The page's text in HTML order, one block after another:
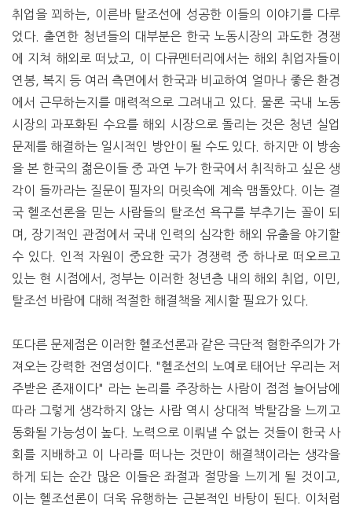
취업을 꾀하는, 이른바 탈조선에 성공한 이들의 이야기를 다루
었다. 출연한 청년들의 대부분은 한국 노동시장의 과도한 경쟁
에 지쳐 해외로 떠났고, 이 다큐멘터리에서는 해외 취업자들이
연봉, 복지 등 여러 측면에서 한국과 비교하여 얼마나 좋은 환경
에서 근무하는지를 매력적으로 그려내고 있다. 물론 국내 노동
시장의 과포화된 수요를 해외 시장으로 돌리는 것은 청년 실업
문제를 해결하는 일시적인 방안이 될 수도 있다. 하지만 이 방송
을 본 한국의 젊은이들 중 과연 누가 한국에서 취직하고 싶은 생
각이 들까라는 질문이 필자의 머릿속에 계속 맴돌았다. 이는 결
국 헬조선론을 믿는 사람들의 탈조선 욕구를 부추기는 꼴이 되
며, 장기적인 관점에서 국내 인력의 심각한 해외 유출을 야기할
수 있다. 인적 자원이 중요한 국가 경쟁력 중 하나로 떠오르고
있는 현 시점에서, 정부는 이러한 청년층 내의 해외 취업, 이민,
탈조선 바람에 대해 적절한 해결책을 제시할 필요가 있다.
또다른 문제점은 이러한 헬조선론과 같은 극단적 혐한주의가 가
져오는 강력한 전염성이다. "헬조선의 노예로 태어난 우리는 저
주받은 존재이다" 라는 논리를 주장하는 사람이 점점 늘어남에
따라 그렇게 생각하지 않는 사람 역시 상대적 박탈감을 느끼고
동화될 가능성이 높다. 노력으로 이뤄낼 수 없는 것들이 한국 사
회를 지배하고 이 나라를 떠나는 것만이 해결책이라는 생각을
하게 되는 순간 많은 이들은 좌절과 절망을 느끼게 될 것이고,
이는 헬조선론이 더욱 유행하는 근본적인 바탕이 된다. 이처럼